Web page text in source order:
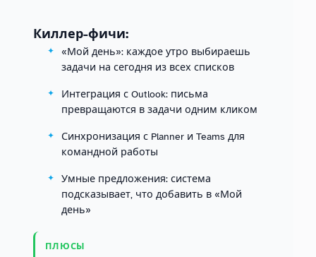
Киллер-фичи:
«Мой день»: каждое утро выбираешь
задачи на сегодня из всех списков
Интеграция с Outlook: письма
превращаются в задачи одним кликом
Синхронизация с Planner и Teams для
командной работы
Умные предложения: система
подсказывает, что добавить в «Мой
день»
ПЛЮСЫ